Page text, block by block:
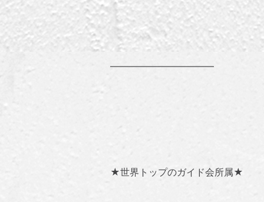
———————————
★世界トップのガイド会所属★